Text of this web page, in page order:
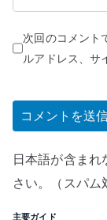
次回のコメント
ルアドレス、サ
日本語が含ま
さい。（スパム
主要ガイド